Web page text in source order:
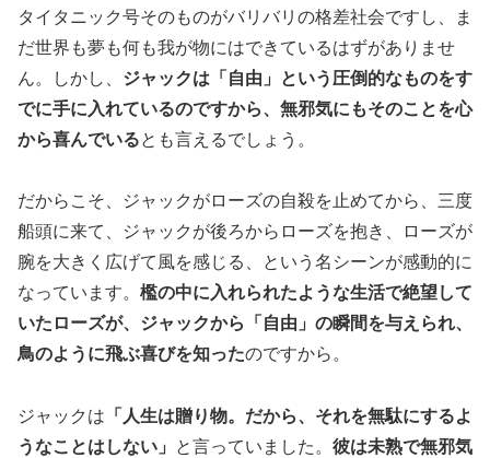
タイタニック号そのものがバリバリの格差社会ですし、ま
だ世界も夢も何も我が物にはできているはずがありませ
ん。しかし、 ジャックは「自由」という圧倒的なものをす
でに手に入れているのですから、無邪気にもそのことを心
から喜んでいるとも言えるでしょう。
だからこそ、ジャックがローズの自殺を止めてから、三度
船頭に来て、ジャックが後ろからローズを抱き、ローズが
腕を大きく広げて風を感じる、という名シーンが感動的に
なっています。 檻の中に入れられたような生活で絶望して
いたローズが、ジャックから「自由」の瞬間を与えられ、
鳥のように飛ぶ喜びを知ったのですから。
ジャックは 「人生は贈り物。だから、それを無駄にするよ
うなことはしない」
と言っていました。 彼は未熟で無邪気